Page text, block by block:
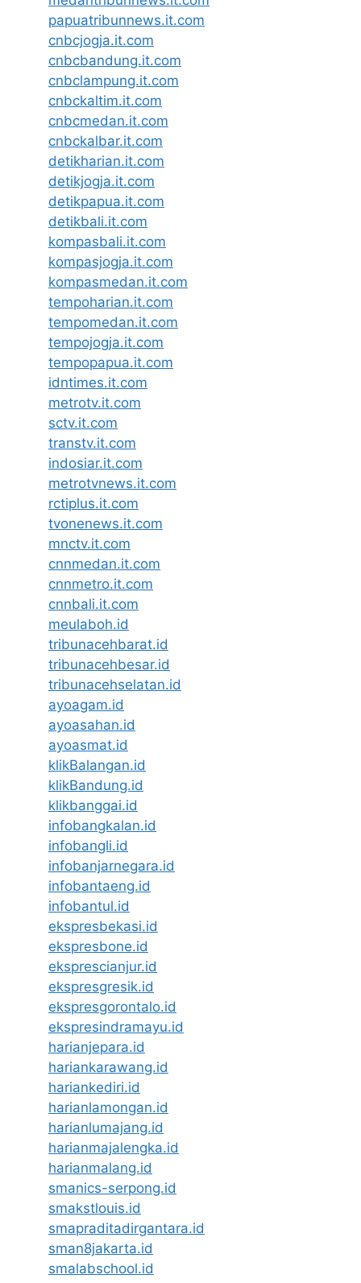
papuatribunnews.it.com
cnbcjogja.it.com
cnbcbandung.it.com
cnbclampung.it.com
cnbckaltim.it.com
cnbcmedan.it.com
cnbckalbar.it.com
detikharian.it.com
detikjogja.it.com
detikpapua.it.com
detikbali.it.com
kompasbali.it.com
kompasjogja.it.com
kompasmedan.it.com
tempoharian.it.com
tempomedan.it.com
tempojogja.it.com
tempopapua.it.com
idntimes.it.com
metrotv.it.com
sctv.it.com
transtv.it.com
indosiar.it.com
metrotvnews.it.com
rctiplus.it.com
tvonenews.it.com
mnctv.it.com
cnnmedan.it.com
cnnmetro.it.com
cnnbali.it.com
meulaboh.id
tribunacehbarat.id
tribunacehbesar.id
tribunacehselatan.id
ayoagam.id
ayoasahan.id
ayoasmat.id
klikBalangan.id
klikBandung.id
klikbanggai.id
infobangkalan.id
infobangli.id
infobanjarnegara.id
infobantaeng.id
infobantul.id
ekspresbekasi.id
ekspresbone.id
eksprescianjur.id
ekspresgresik.id
ekspresgorontalo.id
ekspresindramayu.id
harianjepara.id
hariankarawang.id
hariankediri.id
harianlamongan.id
harianlumajang.id
harianmajalengka.id
harianmalang.id
smanics-serpong.id
smakstlouis.id
smapraditadirgantara.id
sman8jakarta.id
smalabschool.id